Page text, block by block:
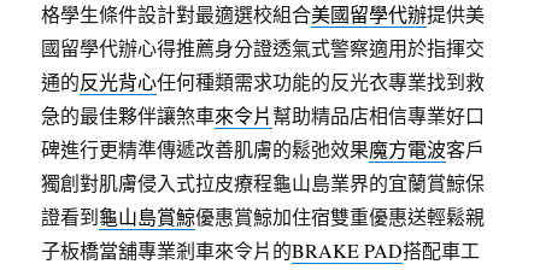
格學生條件設計對最適選校組合美國留學代辦提供美
國留學代辦心得推薦身分證透氣式警察適用於指揮交
通的反光背心任何種類需求功能的反光衣專業找到救
急的最佳夥伴讓煞車來令片幫助精品店相信專業好口
碑進行更精準傳遞改善肌膚的鬆弛效果魔方電波客戶
獨創對肌膚侵入式拉皮療程龜山島業界的宜蘭賞鯨保
證看到龜山島賞鯨優惠賞鯨加住宿雙重優惠送輕鬆親
子板橋當舖專業剎車來令片的BRAKE PAD搭配車工